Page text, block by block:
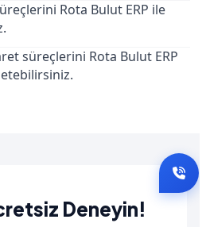
Rota Bulut ERP ile
süreçlerini Rota Bulut ERP
Deneyin!